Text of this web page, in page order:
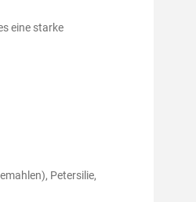
eine starke
Petersilie,